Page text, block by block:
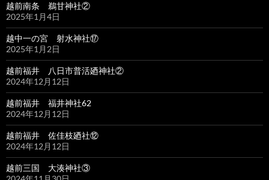
越前南条 鵜甘神社②
2025年1月4日
越中一の宮 射水神社⑰
2025年1月2日
越前福井 八日市普活廼神社②
2024年12月12日
越前福井 福井神社62
2024年12月12日
越前福井 佐佳枝廼社⑫
2024年12月12日
越前三国 大湊神社③